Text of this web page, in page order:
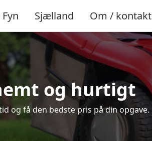
Fyn Sjælland Om / kontakt
og hurtigt
og få den bedste pris på din opgave.